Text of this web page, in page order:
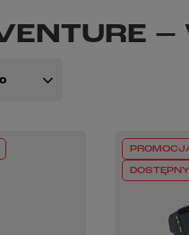
–
DOSTĘPNY